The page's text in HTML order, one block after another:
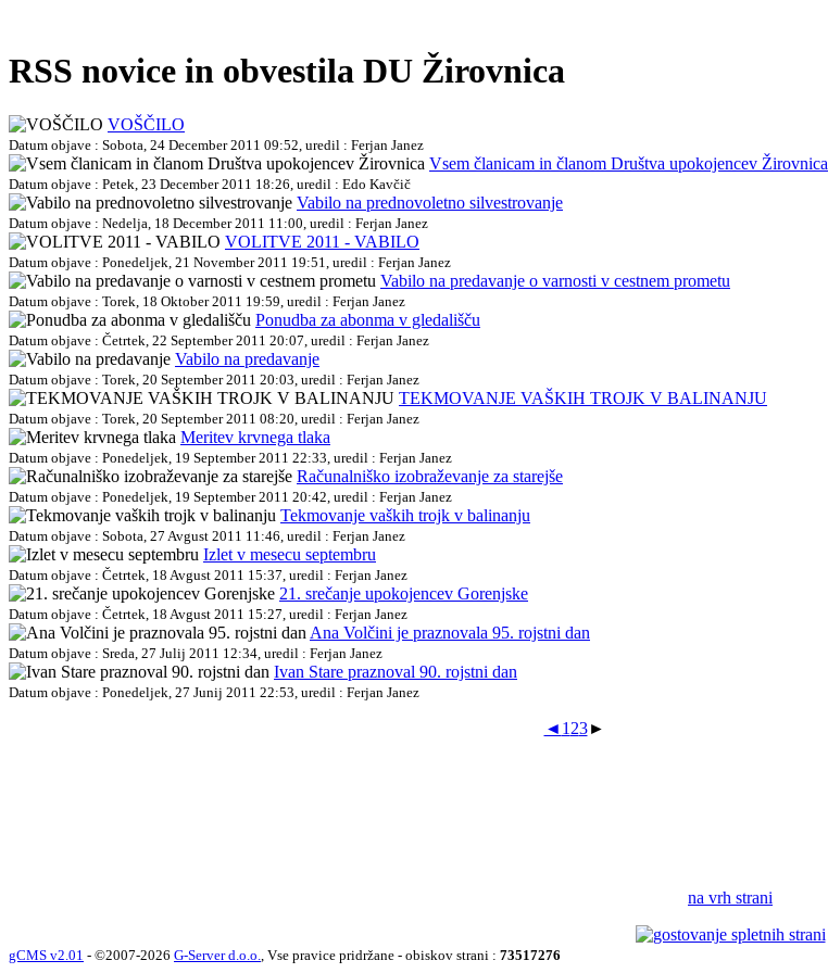
RSS novice in obvestila DU Žirovnica
VOŠČILO
Datum objave : Sobota, 24 December 2011 09:52, uredil : Ferjan Janez
Vsem članicam in članom Društva upokojencev Žirovnica
Datum objave : Petek, 23 December 2011 18:26, uredil : Edo Kavčič
Vabilo na prednovoletno silvestrovanje
Datum objave : Nedelja, 18 December 2011 11:00, uredil : Ferjan Janez
VOLITVE 2011 - VABILO
Datum objave : Ponedeljek, 21 November 2011 19:51, uredil : Ferjan Janez
Vabilo na predavanje o varnosti v cestnem prometu
Datum objave : Torek, 18 Oktober 2011 19:59, uredil : Ferjan Janez
Ponudba za abonma v gledališču
Datum objave : Četrtek, 22 September 2011 20:07, uredil : Ferjan Janez
Vabilo na predavanje
Datum objave : Torek, 20 September 2011 20:03, uredil : Ferjan Janez
TEKMOVANJE VAŠKIH TROJK V BALINANJU
Datum objave : Torek, 20 September 2011 08:20, uredil : Ferjan Janez
Meritev krvnega tlaka
Datum objave : Ponedeljek, 19 September 2011 22:33, uredil : Ferjan Janez
Računalniško izobraževanje za starejše
Datum objave : Ponedeljek, 19 September 2011 20:42, uredil : Ferjan Janez
Tekmovanje vaških trojk v balinanju
Datum objave : Sobota, 27 Avgust 2011 11:46, uredil : Ferjan Janez
Izlet v mesecu septembru
Datum objave : Četrtek, 18 Avgust 2011 15:37, uredil : Ferjan Janez
21. srečanje upokojencev Gorenjske
Datum objave : Četrtek, 18 Avgust 2011 15:27, uredil : Ferjan Janez
Ana Volčini je praznovala 95. rojstni dan
Datum objave : Sreda, 27 Julij 2011 12:34, uredil : Ferjan Janez
Ivan Stare praznoval 90. rojstni dan
Datum objave : Ponedeljek, 27 Junij 2011 22:53, uredil : Ferjan Janez
◄ 1 23►
na vrh strani
gCMS v2.01 - ©2007-2026 G-Server d.o.o., Vse pravice pridržane - obiskov strani : 73517276